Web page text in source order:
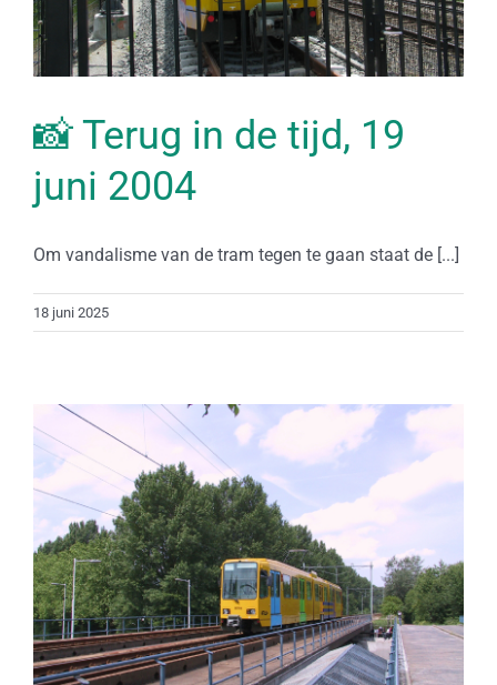
📸 Terug in de tijd, 19
juni 2004
Om vandalisme van de tram tegen te gaan staat de [...]
18 juni 2025